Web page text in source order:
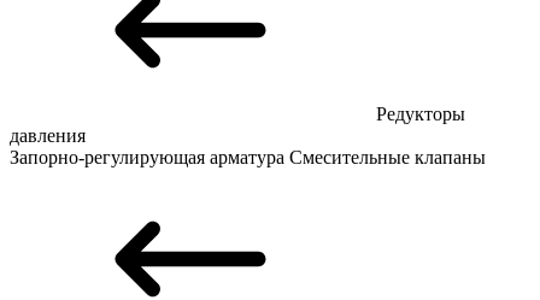
Редукторы
давления
Запорно-регулирующая арматура Смесительные клапаны